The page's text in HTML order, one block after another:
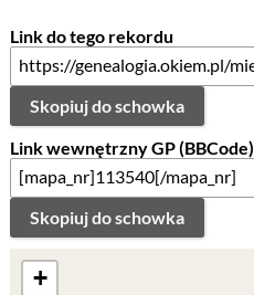
Link do tego rekordu
Skopiuj do schowka
Link wewnętrzny GP (BBCode)
Skopiuj do schowka
+